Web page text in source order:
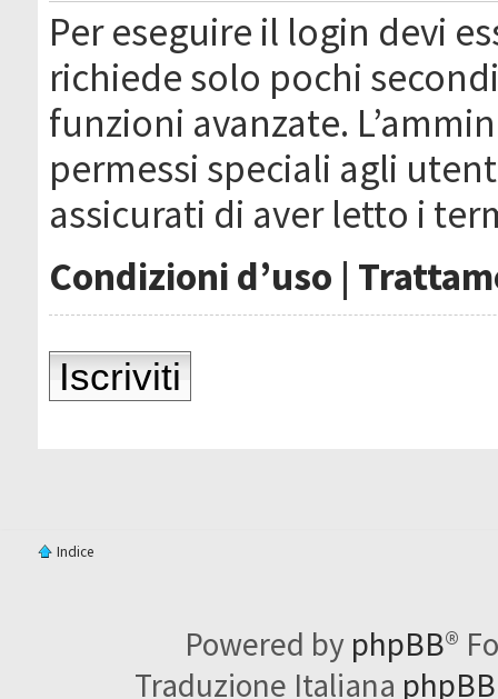
Per eseguire il login devi
richiede solo pochi
funzioni avanzate.
permessi speciali agli
assicurati di aver letto i
Condizioni d’uso |
Iscriviti
Indice
Powered by phpBB®
Traduzione Italiana